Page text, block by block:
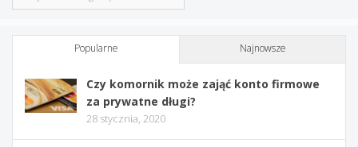
Popularne Najnowsze
Czy komornik może zająć konto firmowe
za prywatne długi?
28 stycznia, 2020